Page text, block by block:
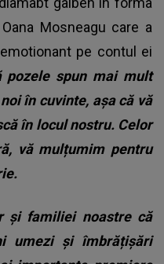
Mosneagu care a
pe contul ei
pozele spun mai mult
în cuvinte, așa că vă
în locul nostru. Celor
vă mulțumim pentru
și familiei noastre că
umezi și îmbrățișări